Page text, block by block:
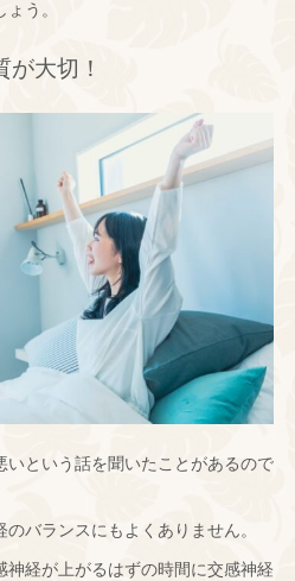
う。
大切！
いという話を聞いたことがあるので
バランスにもよくありません。
神経が上がるはずの時間に交感神経